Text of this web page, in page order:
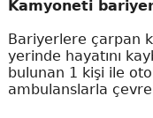
Kamyoneti
Bariyerlere çarpan
yerinde hayatını
bulunan 1 kişi ile
ambulanslarla çevre